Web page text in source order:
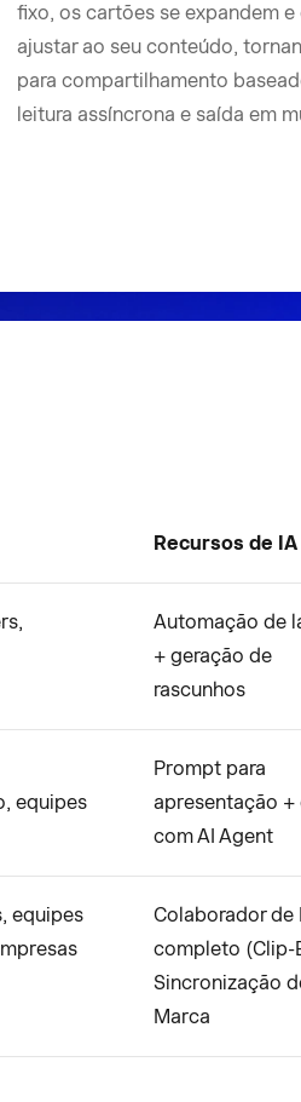
fixo, os cartões se expandem
ajustar ao seu conteúdo,
para compartilhamento
leitura assíncrona e saída em
Recursos de IA
Automação de
+ geração de
rascunhos
equipes
Prompt para
apresentação +
com AI Agent
equipes
Colaborador de
completo (Clip-
Sincronização
Marca